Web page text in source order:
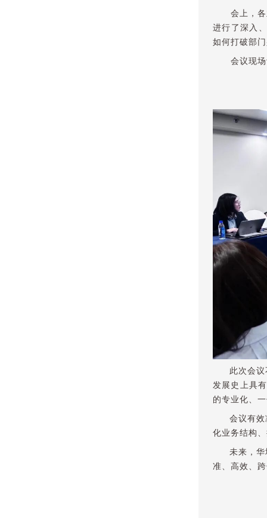
会上，
进行了深入
如何打破部
会议现
此次会
发展史上具
的专业化、
会议有
化业务结构
未来，
准、高效、